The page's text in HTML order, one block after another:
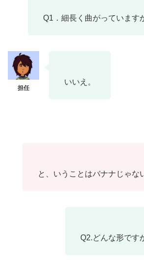
Q1．細長く曲がっています
いいえ。
と、いうことはバナナじゃな
Q2.どんな形です